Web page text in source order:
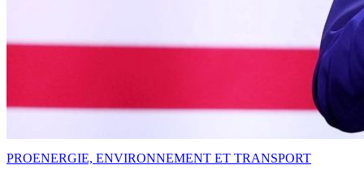
PROENERGIE, ENVIRONNEMENT ET TRANSPORT